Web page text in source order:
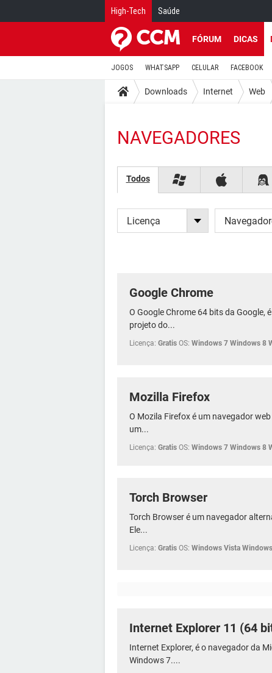
High-Tech Saúde
FÓRUM DICAS
JOGOS WHATSAPP CELULAR FACEBOOK
Downloads Internet Web
NAVEGADORES
Todos
Licença
Google Chrome
O Google Chrome 64 bits da Google,
projeto do...
Licença: Gratis OS: Windows 7 Windows 8
Mozilla Firefox
O Mozila Firefox é um navegador
um...
Licença: Gratis OS: Windows 7 Windows 8
Torch Browser
Torch Browser é um navegador
Ele...
Licença: Gratis OS: Windows Vista
Internet Explorer 11 (64
Internet Explorer, é o navegador da
Windows 7....